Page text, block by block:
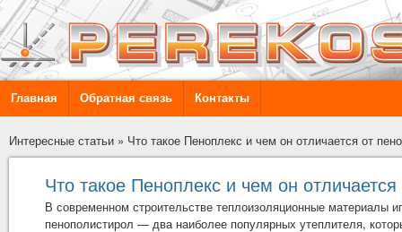
Главная Обратная связь Контакты
Интересные статьи » Что такое Пеноплекс и чем он отличается от
Что такое Пеноплекс и чем он
В современном строительстве теплоизоляционные
пенополистирол — два наиболее популярных утеплителя,